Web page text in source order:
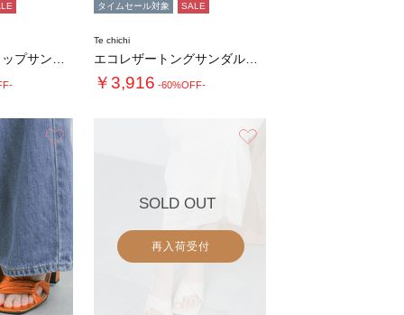
タイムセール対象 SALE
Te chichi
￥3,916 -60%OFF-
SOLD OUT
再入荷受付